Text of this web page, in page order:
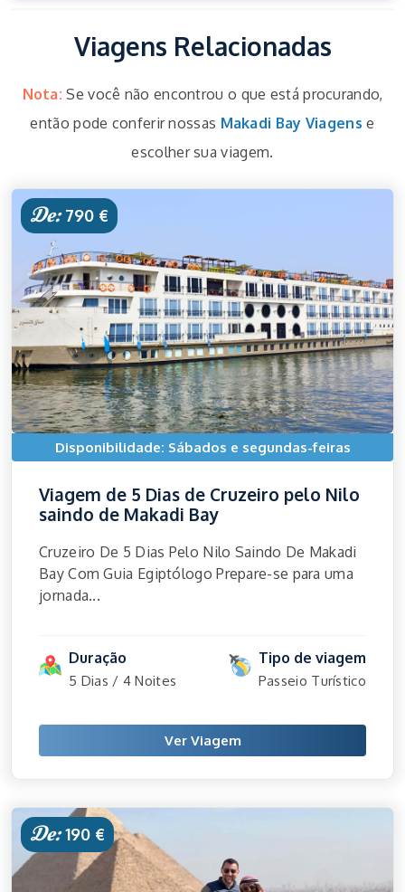
Viagens Relacionadas
Nota: Se você não encontrou o que está procurando,
então pode conferir nossas Makadi Bay Viagens e
escolher sua viagem.
De:790 €
Disponibilidade: Sábados e segundas-feiras
Viagem de 5 Dias de Cruzeiro pelo Nilo
saindo de Makadi Bay
Cruzeiro De 5 Dias Pelo Nilo Saindo De Makadi
Bay Com Guia Egiptólogo Prepare-se para uma
jornada...
Duração
5 Dias / 4 Noites
Tipo de viagem
Passeio Turístico
Ver Viagem
De:190 €